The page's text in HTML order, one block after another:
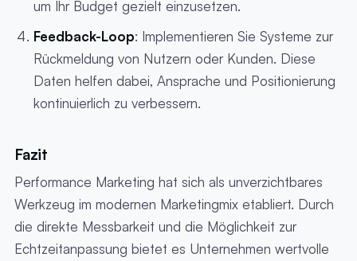
um Ihr Budget gezielt einzusetzen.
Feedback-Loop: Implementieren Sie Systeme zur
Rückmeldung von Nutzern oder Kunden. Diese
Daten helfen dabei, Ansprache und Positionierung
kontinuierlich zu verbessern.
Fazit
Performance Marketing hat sich als unverzichtbares
Werkzeug im modernen Marketingmix etabliert. Durch
die direkte Messbarkeit und die Möglichkeit zur
Echtzeitanpassung bietet es Unternehmen wertvolle